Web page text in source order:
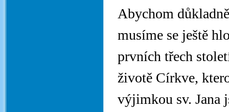
Abychom
musíme se ještě
prvních třech
životě Církve,
výjimkou sv. Jana